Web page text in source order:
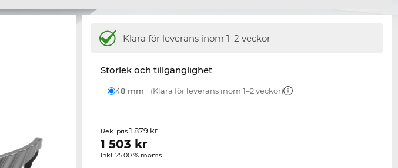
Klara för leverans inom 1–2 veckor
Storlek och tillgänglighet
48 mm (Klara för leverans inom 1–2 veckor)
Rek. pris1 879 kr
1 503 kr
Inkl. 25.00 % moms